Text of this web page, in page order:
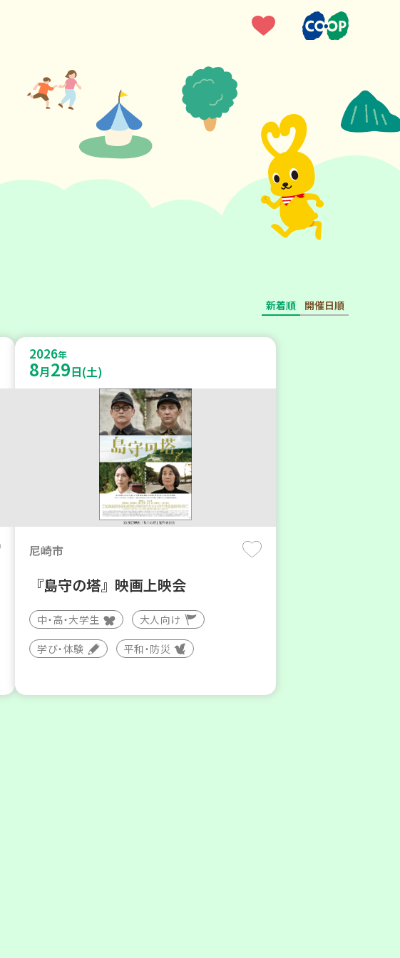
新着順 開催日順
2026年
8月29日(土)
尼崎市
『島守の塔』映画上映会
中・高・大学生 大人向け
学び・体験 平和・防災